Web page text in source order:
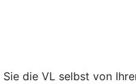
die VL selbst von